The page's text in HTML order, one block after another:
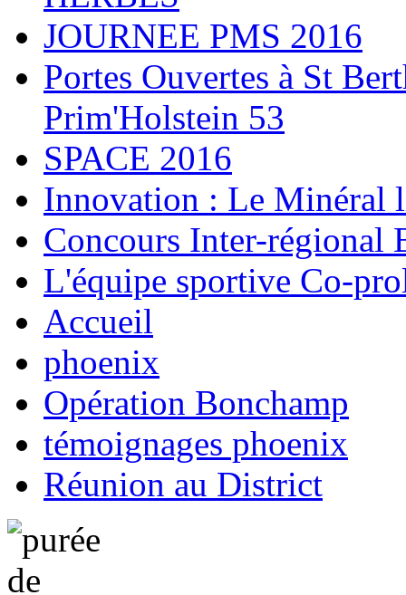
JOURNEE PMS 2016
Portes Ouvertes à St
Prim'Holstein 53
SPACE 2016
Innovation : Le Minéral
Concours Inter-régional
L'équipe sportive Co-
Accueil
phoenix
Opération Bonchamp
témoignages phoenix
Réunion au District